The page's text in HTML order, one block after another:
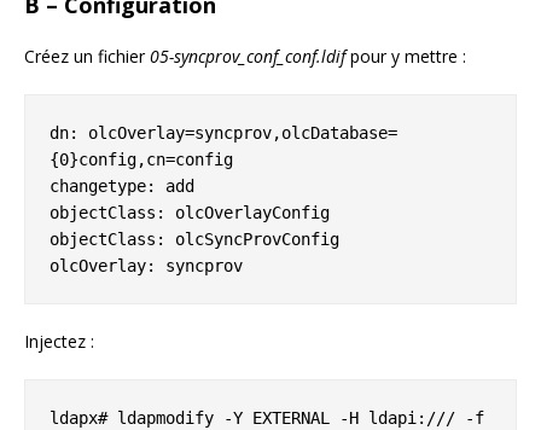
Créez un fichier05-syncprov_conf_conf.ldifpour y mettre :
dn: olcOverlay=syncprov,olcDatabase=
{0}config,cn=config
changetype: add
objectClass: olcOverlayConfig
objectClass: olcSyncProvConfig
olcOverlay: syncprov
Injectez :
ldapx# ldapmodify -Y EXTERNAL -H ldapi:/// -f